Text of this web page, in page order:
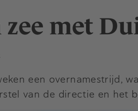
zee met
een overnamestrijd,
van de directie en het